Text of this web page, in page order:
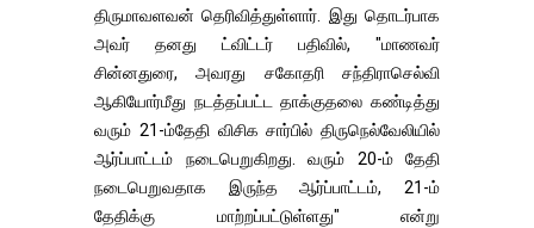
திருமாவளவன் தெரிவித்துள்ளார். இது தொடர்பாக
அவர் தனது ட்விட்டர் பதிவில், "மாணவர்
சின்னதுரை, அவரது சகோதரி சந்திராசெல்வி
ஆகியோர்மீது நடத்தப்பட்ட தாக்குதலை கண்டித்து
வரும் 21-ம்தேதி விசிக சார்பில் திருநெல்வேலியில்
ஆர்ப்பாட்டம் நடைபெறுகிறது. வரும் 20-ம் தேதி
நடைபெறுவதாக இருந்த ஆர்ப்பாட்டம், 21-ம்
தேதிக்கு மாற்றப்பட்டுள்ளது" என்று